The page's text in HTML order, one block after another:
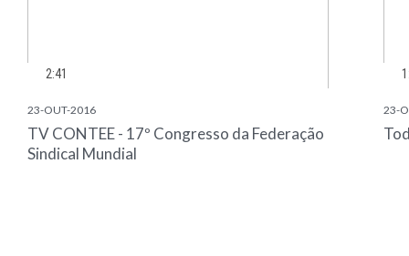
2:41
23-OUT-2016
TV CONTEE - 17º Congresso da Federação
Sindical Mundial
23-